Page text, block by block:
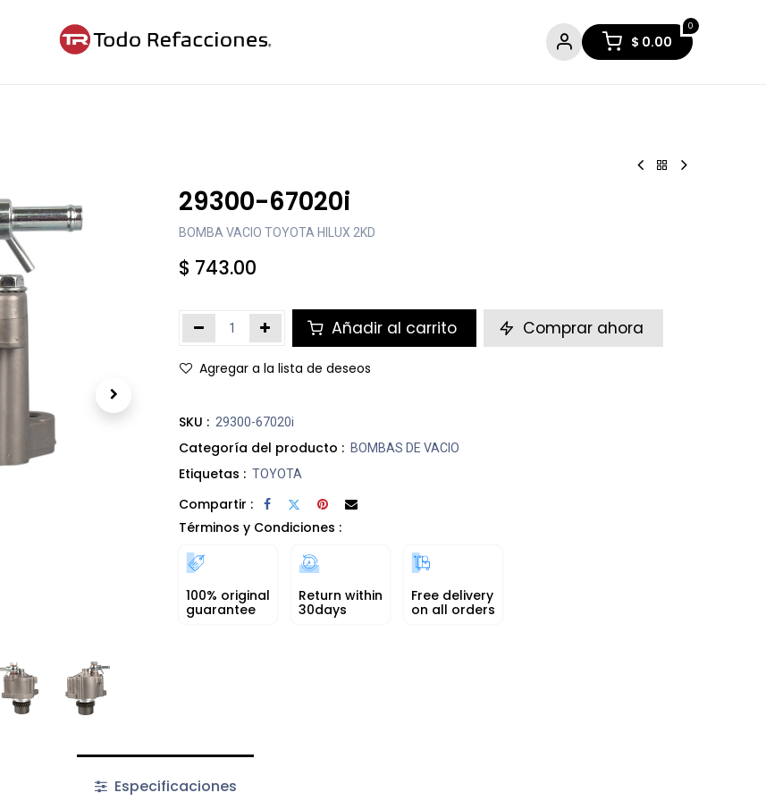
0
$ 0.00
29300-67020i
BOMBA VACIO TOYOTA HILUX 2KD
$ 743.00
Añadir al carrito Comprar ahora
Agregar a la lista de deseos
SKU : 29300-67020i
Categoría del producto : BOMBAS DE VACIO
Etiquetas : TOYOTA
Compartir :
Términos y Condiciones :
100% original
guarantee
Return within
30days
Free delivery
on all orders
Especificaciones